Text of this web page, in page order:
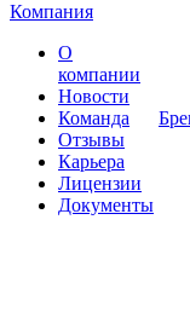
Компания
О
компании
Новости
Команда
Отзывы
Карьера
Лицензии
Документы